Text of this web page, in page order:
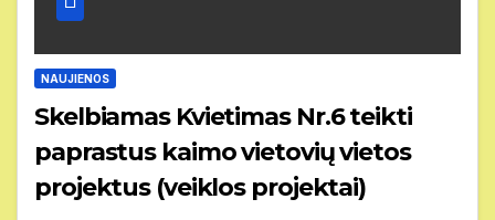
NAUJIENOS
Skelbiamas Kvietimas Nr.6 teikti
paprastus kaimo vietovių vietos
projektus (veiklos projektai)